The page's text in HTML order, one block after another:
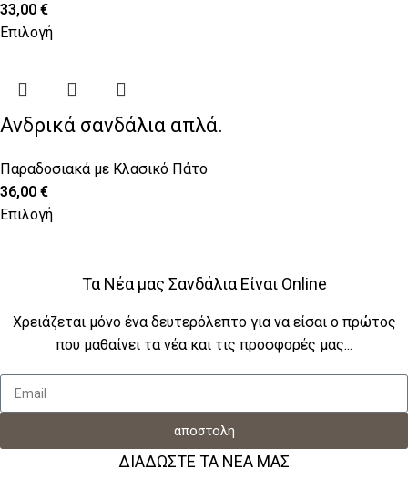
33,00 €
Επιλογή
Ανδρικά σανδάλια απλά.
Παραδοσιακά με Κλασικό Πάτο
36,00 €
Επιλογή
Τα Νέα μας Σανδάλια Είναι Online
Χρειάζεται μόνο ένα δευτερόλεπτο για να είσαι ο πρώτος
που μαθαίνει τα νέα και τις προσφορές μας...
αποστολη
ΔΙΑΔΩΣΤΕ ΤΑ ΝΕΑ ΜΑΣ